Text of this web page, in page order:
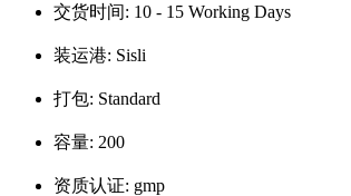
交货时间: 10 - 15 Working Days
装运港: Sisli
打包: Standard
容量: 200
资质认证: gmp